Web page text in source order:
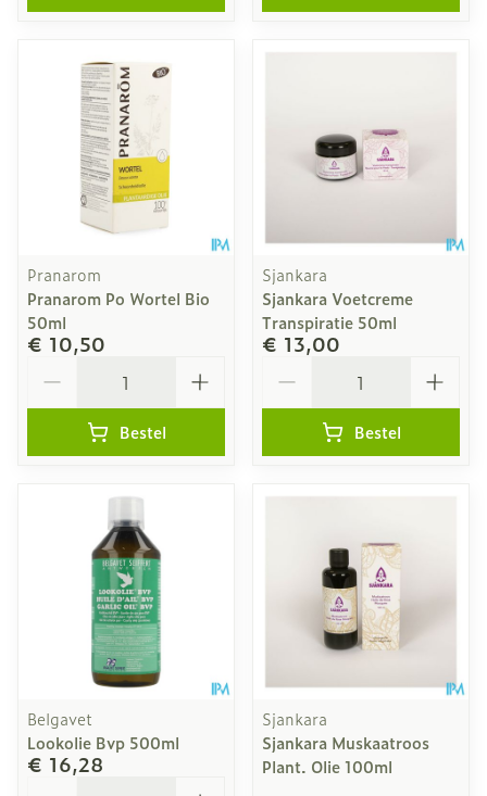
Pranarom
Pranarom Po Wortel Bio
50ml
€ 10,50
Bestel
Sjankara
Sjankara Voetcreme
Transpiratie 50ml
€ 13,00
Bestel
Belgavet
Lookolie Bvp 500ml
€ 16,28
Sjankara
Sjankara Muskaatroos
Plant. Olie 100ml